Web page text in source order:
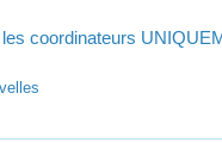
coordinateurs